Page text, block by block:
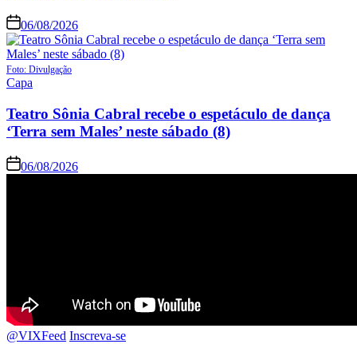
06/08/2026
Foto: Divulgação
Capa
Teatro Sônia Cabral recebe o espetáculo de dança
‘Terra sem Males’ neste sábado (8)
06/08/2026
@VIXFeed Inscreva-se